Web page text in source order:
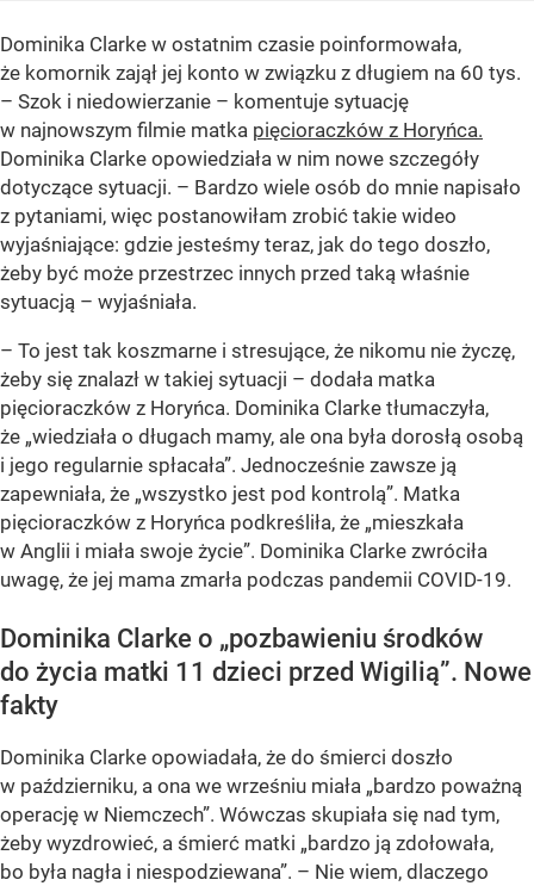
Dominika Clarke w ostatnim czasie poinformowała,
że komornik zajął jej konto w związku z długiem na 60 tys.
– Szok i niedowierzanie – komentuje sytuację
w najnowszym filmie matka pięcioraczków z Horyńca.
Dominika Clarke opowiedziała w nim nowe szczegóły
dotyczące sytuacji. – Bardzo wiele osób do mnie napisało
z pytaniami, więc postanowiłam zrobić takie wideo
wyjaśniające: gdzie jesteśmy teraz, jak do tego doszło,
żeby być może przestrzec innych przed taką właśnie
sytuacją – wyjaśniała.
– To jest tak koszmarne i stresujące, że nikomu nie życzę,
żeby się znalazł w takiej sytuacji – dodała matka
pięcioraczków z Horyńca. Dominika Clarke tłumaczyła,
że „wiedziała o długach mamy, ale ona była dorosłą osobą
i jego regularnie spłacała”. Jednocześnie zawsze ją
zapewniała, że „wszystko jest pod kontrolą”. Matka
pięcioraczków z Horyńca podkreśliła, że „mieszkała
w Anglii i miała swoje życie”. Dominika Clarke zwróciła
uwagę, że jej mama zmarła podczas pandemii COVID-19.
Dominika Clarke o „pozbawieniu środków
do życia matki 11 dzieci przed Wigilią”. Nowe
fakty
Dominika Clarke opowiadała, że do śmierci doszło
w październiku, a ona we wrześniu miała „bardzo poważną
operację w Niemczech”. Wówczas skupiała się nad tym,
żeby wyzdrowieć, a śmierć matki „bardzo ją zdołowała,
bo była nagła i niespodziewana”. – Nie wiem, dlaczego